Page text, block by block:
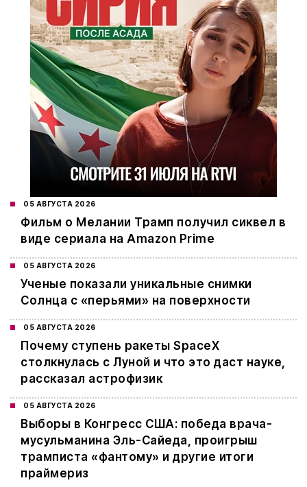
05 АВГУСТА 2026
Фильм о Мелании Трамп получил сиквел в
виде сериала на Amazon Prime
05 АВГУСТА 2026
Ученые показали уникальные снимки
Солнца с «перьями» на поверхности
05 АВГУСТА 2026
Почему ступень ракеты SpaceX
столкнулась с Луной и что это даст науке,
рассказал астрофизик
05 АВГУСТА 2026
Выборы в Конгресс США: победа врача-
мусульманина Эль-Сайеда, проигрыш
трамписта «фантому» и другие итоги
праймериз